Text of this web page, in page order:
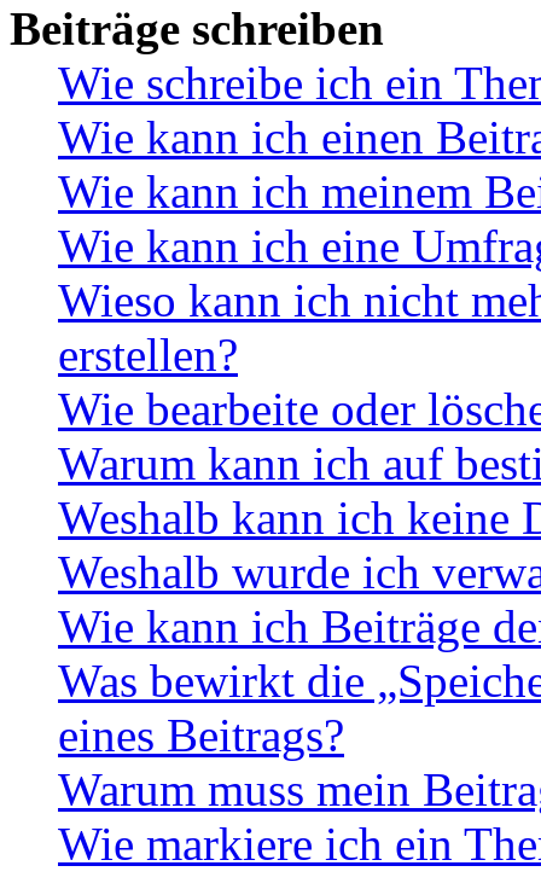
Beiträge schreiben
Wie schreibe ich ein
Wie kann ich einen
Wie kann ich meinem
Wie kann ich eine
Wieso kann ich nicht
erstellen?
Wie bearbeite oder
Warum kann ich auf
Weshalb kann ich keine
Weshalb wurde ich
Wie kann ich Beiträge
Was bewirkt die
eines Beitrags?
Warum muss mein
Wie markiere ich ein